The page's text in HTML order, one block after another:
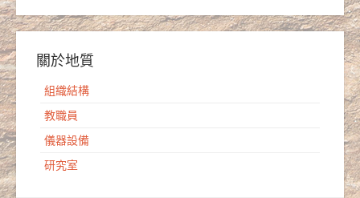
關於地質
組織結構
教職員
儀器設備
研究室